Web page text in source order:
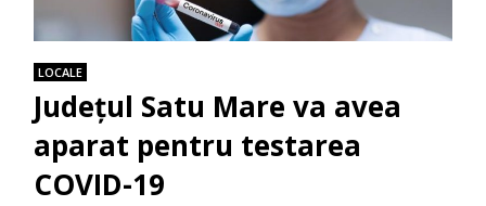
LOCALE
Județul Satu Mare va avea
aparat pentru testarea
COVID-19